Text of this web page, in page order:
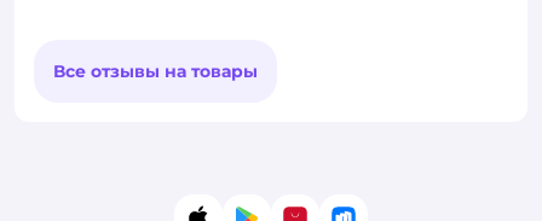
Все отзывы на товары